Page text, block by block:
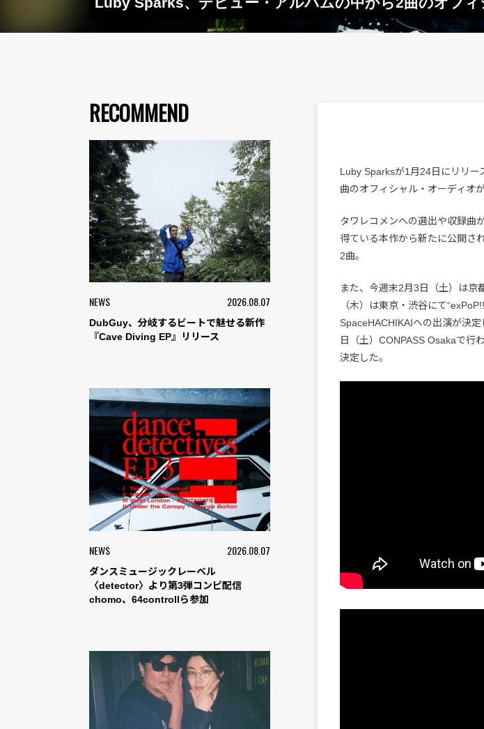
RECOMMEND
NEWS 2026.08.07
DubGuy、分岐するビートで魅せる新作
『Cave Diving EP』リリース
NEWS 2026.08.07
ダンスミュージックレーベル
〈detector〉より第3弾コンピ配信
chomo、64controllら参加
Luby Sparksが1月24日にリリ
曲のオフィシャル・オーディオ
タワレコメンへの選出や収録曲
得ている本作から新たに公開さ
2曲。
また、今週末2月3日（土）は京
（木）は東京・渋谷にて
SpaceHACHIKAIへの出演が決
日（土）CONPASS Osakaで行
決定した。